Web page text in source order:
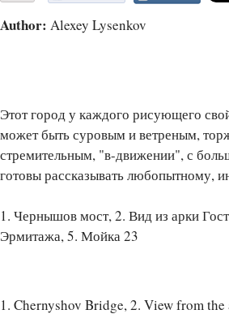
Author: Alexey Lysenkov
Этот город у каждого рисующего
может быть суровым и ветреным,
стремительным, "в-движении", с
готовы рассказывать любопытному,
1. Чернышов мост, 2. Вид из арки
Эрмитажа, 5. Мойка 23
1. Chernyshov Bridge, 2. View from